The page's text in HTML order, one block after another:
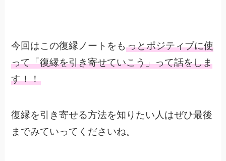
今回はこの復縁ノートをもっとポジティブに使
って「復縁を引き寄せていこう」って話をしま
す！！
復縁を引き寄せる方法を知りたい人はぜひ最後
までみていってくださいね。